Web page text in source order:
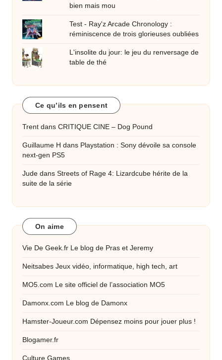
bien mais mou
Test - Ray'z Arcade Chronology :
réminiscence de trois glorieuses oubliées
L'insolite du jour: le jeu du renversage de
table de thé
Ce qu’ils en pensent
Trent dans CRITIQUE CINE – Dog Pound
Guillaume H dans Playstation : Sony dévoile sa console
next-gen PS5
Jude dans Streets of Rage 4: Lizardcube hérite de la
suite de la série
On aime
Vie De Geek.fr Le blog de Pras et Jeremy
Neitsabes Jeux vidéo, informatique, high tech, art
MO5.com Le site officiel de l’association MO5
Damonx.com Le blog de Damonx
Hamster-Joueur.com Dépensez moins pour jouer plus !
Blogamer.fr
Culture Games